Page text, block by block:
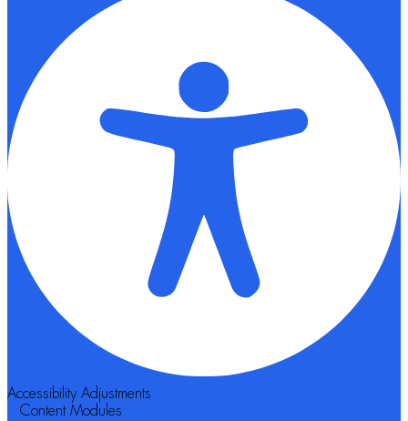
Accessibility Adjustments
Content Modules